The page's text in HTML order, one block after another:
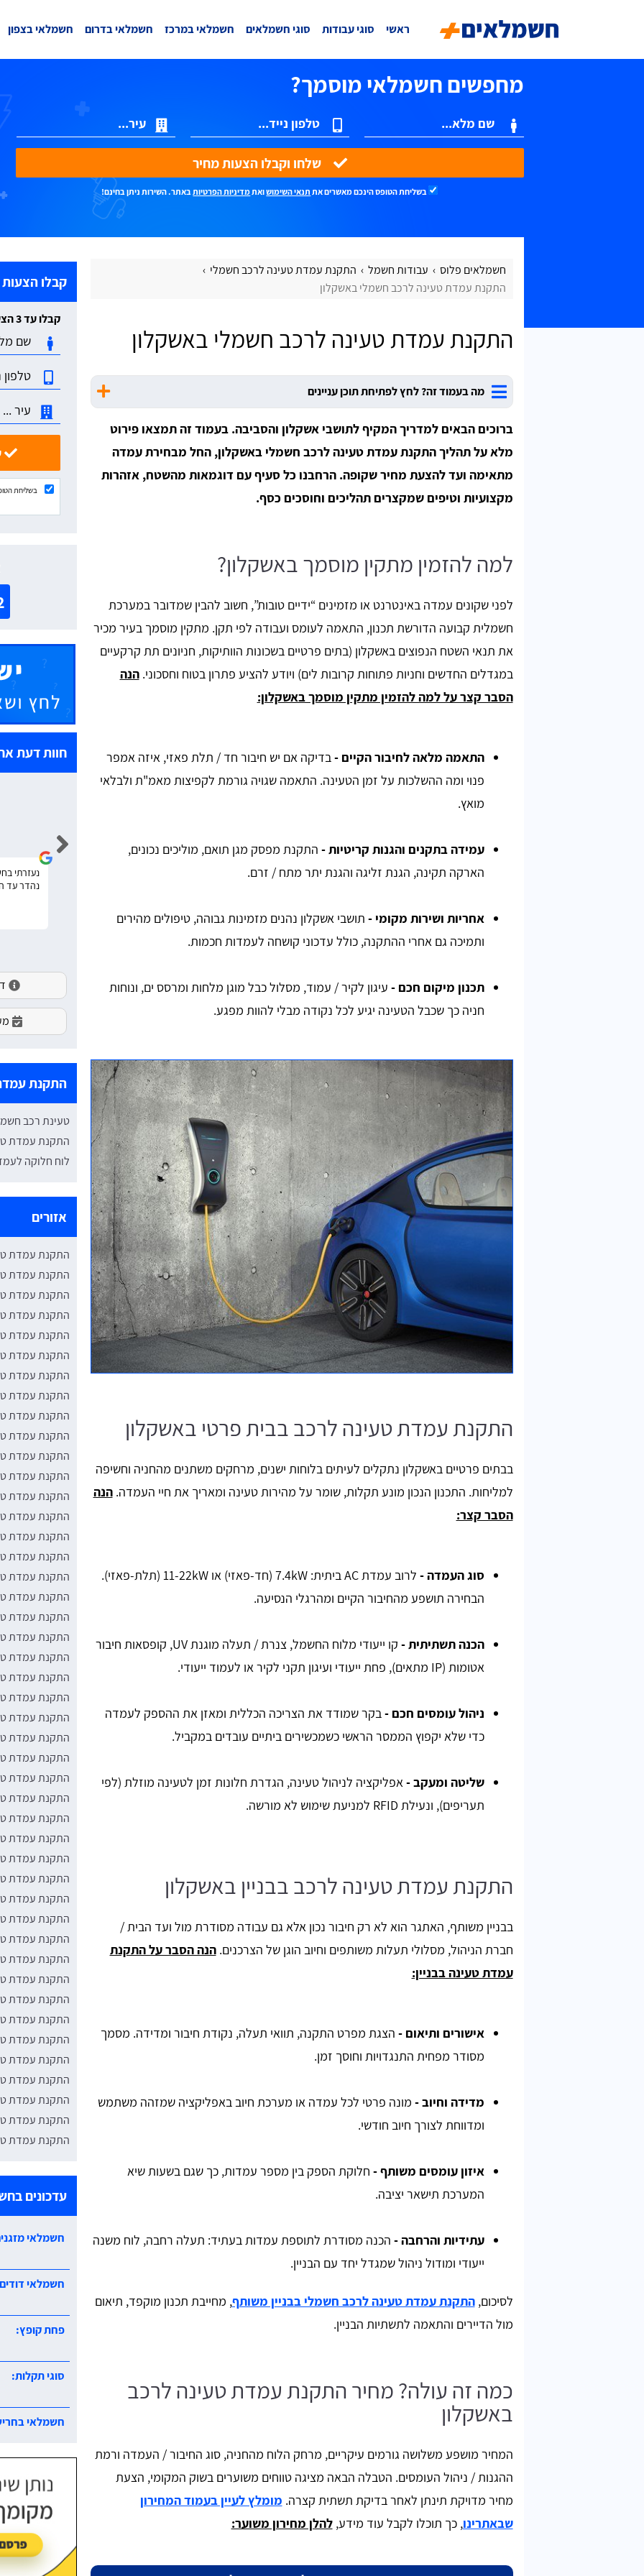
ראשי סוגי עבודות סוגי חשמלאים חשמלאי במרכז חשמלאי בדרום חשמלאי בצפון
מחפשים חשמלאי מוסמך?
שלחו וקבלו הצעות מחיר
בשליחת הטופס הינכם מאשרים את תנאי השימושואתמדיניות הפרטיותבאתר. השירות ניתן בחינם!
חשמלאים פלוס עבודות חשמל
התקנת עמדת טעינה לרכב חשמלי
התקנת עמדת טעינה לרכב חשמלי באשקלון
התקנת עמדת טעינה לרכב חשמלי באשקלון
מה בעמוד זה? לחץ לפתיחת תוכן עניינים
ברוכים הבאים למדריך המקיף לתושבי אשקלון והסביבה. בעמוד זה תמצאו פירוט
מלא על תהליך התקנת עמדת טעינה לרכב חשמלי באשקלון, החל מבחירת עמדה
מתאימה ועד להצעת מחיר שקופה. הרחבנו כל סעיף עם דוגמאות מהשטח, אזהרות
מקצועיות וטיפים שמקצרים תהליכים וחוסכים כסף.
למה להזמין מתקין מוסמך באשקלון?
לפני שקונים עמדה באינטרנט או מזמינים “ידיים טובות”, חשוב להבין שמדובר במערכת
חשמלית קבועה הדורשת תכנון, התאמה לעומס ועבודה לפי תקן. מתקין מוסמך בעיר מכיר
את תנאי השטח הנפוצים באשקלון (בתים פרטיים בשכונות הוותיקות, חניונים תת קרקעיים
במגדלים החדשים וחניות פתוחות קרובות לים) ויודע להציע פתרון בטוח וחסכוני.הנה
הסבר קצר על למה להזמין מתקין מוסמך באשקלון:
התאמה מלאה לחיבור הקיים -בדיקה אם יש חיבור חד / תלת פאזי, איזה אמפר
פנוי ומה ההשלכות על זמן הטעינה. התאמה שגויה גורמת לקפיצות מאמ"ת ולבלאי
מואץ.
עמידה בתקנים והגנות קריטיות- התקנת מפסק מגן תואם, מוליכים נכונים,
הארקה תקינה, הגנת זליגה והגנת יתר מתח / זרם.
אחריות ושירות מקומי - תושבי אשקלון נהנים מזמינות גבוהה, טיפולים מהירים
ותמיכה גם אחרי ההתקנה, כולל עדכוני קושחה לעמדות חכמות.
תכנון מיקום חכם - עיגון לקיר / עמוד, מסלול כבל מוגן מלחות ומרסס ים, ונוחות
חניה כך שכבל הטעינה יגיע לכל נקודה מבלי להוות מפגע.
התקנת עמדת טעינה לרכב בבית פרטי באשקלון
בבתים פרטיים באשקלון נתקלים לעיתים בלוחות ישנים, מרחקים משתנים מהחניה וחשיפה
למליחות. התכנון הנכון מונע תקלות, שומר על מהירות טעינה ומאריך את חיי העמדה.הנה
הסבר קצר:
סוג העמדה-
לרוב עמדת AC ביתית: 7.4kW (חד-פאזי) או 11-22kW (תלת-פאזי).
הבחירה תושפע מהחיבור הקיים ומהרגלי הנסיעה.
הכנה תשתיתית-
קו ייעודי מלוח החשמל, צנרת / תעלה מוגנת UV, קופסאות חיבור
אטומות (IP מתאים), פחת ייעודי ועיגון תקני לקיר או לעמוד ייעודי.
ניהול עומסים חכם -בקר שמודד את הצריכה הכללית ומאזן את ההספק לעמדה
כדי שלא יקפוץ הממסר הראשי כשמכשירים ביתיים עובדים במקביל.
שליטה ומעקב-אפליקציה לניהול טעינה, הגדרת חלונות זמן לטעינה מוזלת (לפי
תעריפים), ונעילת RFID למניעת שימוש לא מורשה.
התקנת עמדת טעינה לרכב בבניין באשקלון
בבניין משותף, האתגר הוא לא רק חיבור נכון אלא גם עבודה מסודרת מול ועד הבית /
חברת הניהול, מסלולי תעלות משותפים וחיוב הוגן של הצרכנים.הנה הסבר על התקנת
עמדת טעינה בבניין:
אישורים ותיאום - הצגת מפרט התקנה, תוואי תעלה, נקודת חיבור ומדידה. מסמך
מסודר מפחית התנגדויות וחוסך זמן.
מדידה וחיוב- מונה פרטי לכל עמדה או מערכת חיוב באפליקציה שמזהה משתמש
ומדווחת לצורך חיוב חודשי.
איזון עומסים משותף- חלוקת הספק בין מספר עמדות, כך שגם בשעות שיא
המערכת תישאר יציבה.
עתידיות והרחבה- הכנה מסודרת לתוספת עמדות בעתיד: תעלה רחבה, לוח משנה
ייעודי ומודול ניהול שמגדל יחד עם הבניין.
לסיכום,התקנת עמדת טעינה לרכב חשמלי בבניין משותף, מחייבת תכנון מוקפד, תיאום
מול הדיירים והתאמה לתשתיות הבניין.
כמה זה עולה? מחיר התקנת עמדת טעינה לרכב
באשקלון
המחיר מושפע משלושה גורמים עיקריים, מרחק הלוח מהחניה, סוג החיבור / העמדה ורמת
ההגנות / ניהול העומסים. הטבלה הבאה מציגה טווחים משוערים בשוק המקומי, הצעת
מחיר מדויקת תינתן לאחר בדיקת תשתית קצרה. מומלץ לעיין בעמוד המחירון
שבאתרינו, כך תוכלו לקבל עוד מידע,להלן מחירון משוער:
קבלו
קבלו עד 3 הצעות מחיר חינם וללא התחייבות:
שלחו ונשוב אליכם בהקדם
בשליחת
חוות דעת
נעזרתי
נהדר עד
הזמנתי החלפת הארקה לדירה, שירות נהדר, מהיר
אתר מעולה למי שמחפש חשמלאי מוסמך, עוזרים
התקנת
טעינת רכב
התקנת עמדת
לוח חלוקה
אזורים
התקנת עמדת
התקנת עמדת
התקנת עמדת
התקנת עמדת
התקנת עמדת
התקנת עמדת
התקנת עמדת
התקנת עמדת
התקנת עמדת
התקנת עמדת
התקנת עמדת
התקנת עמדת
התקנת עמדת
התקנת עמדת
התקנת עמדת
התקנת עמדת
התקנת עמדת
התקנת עמדת
התקנת עמדת
התקנת עמדת
התקנת עמדת
התקנת עמדת
התקנת עמדת
התקנת עמדת
התקנת עמדת
התקנת עמדת
התקנת עמדת
התקנת עמדת
התקנת עמדת
התקנת עמדת
התקנת עמדת
התקנת עמדת
התקנת עמדת
התקנת עמדת
התקנת עמדת
התקנת עמדת
התקנת עמדת
התקנת עמדת
התקנת עמדת
התקנת עמדת
התקנת עמדת
התקנת עמדת
התקנת עמדת
התקנת עמדת
התקנת עמדת
עדכונים
חשמלאי
חשמלאי
פחת קופץ:
סוגי תקלות:
חשמלאי